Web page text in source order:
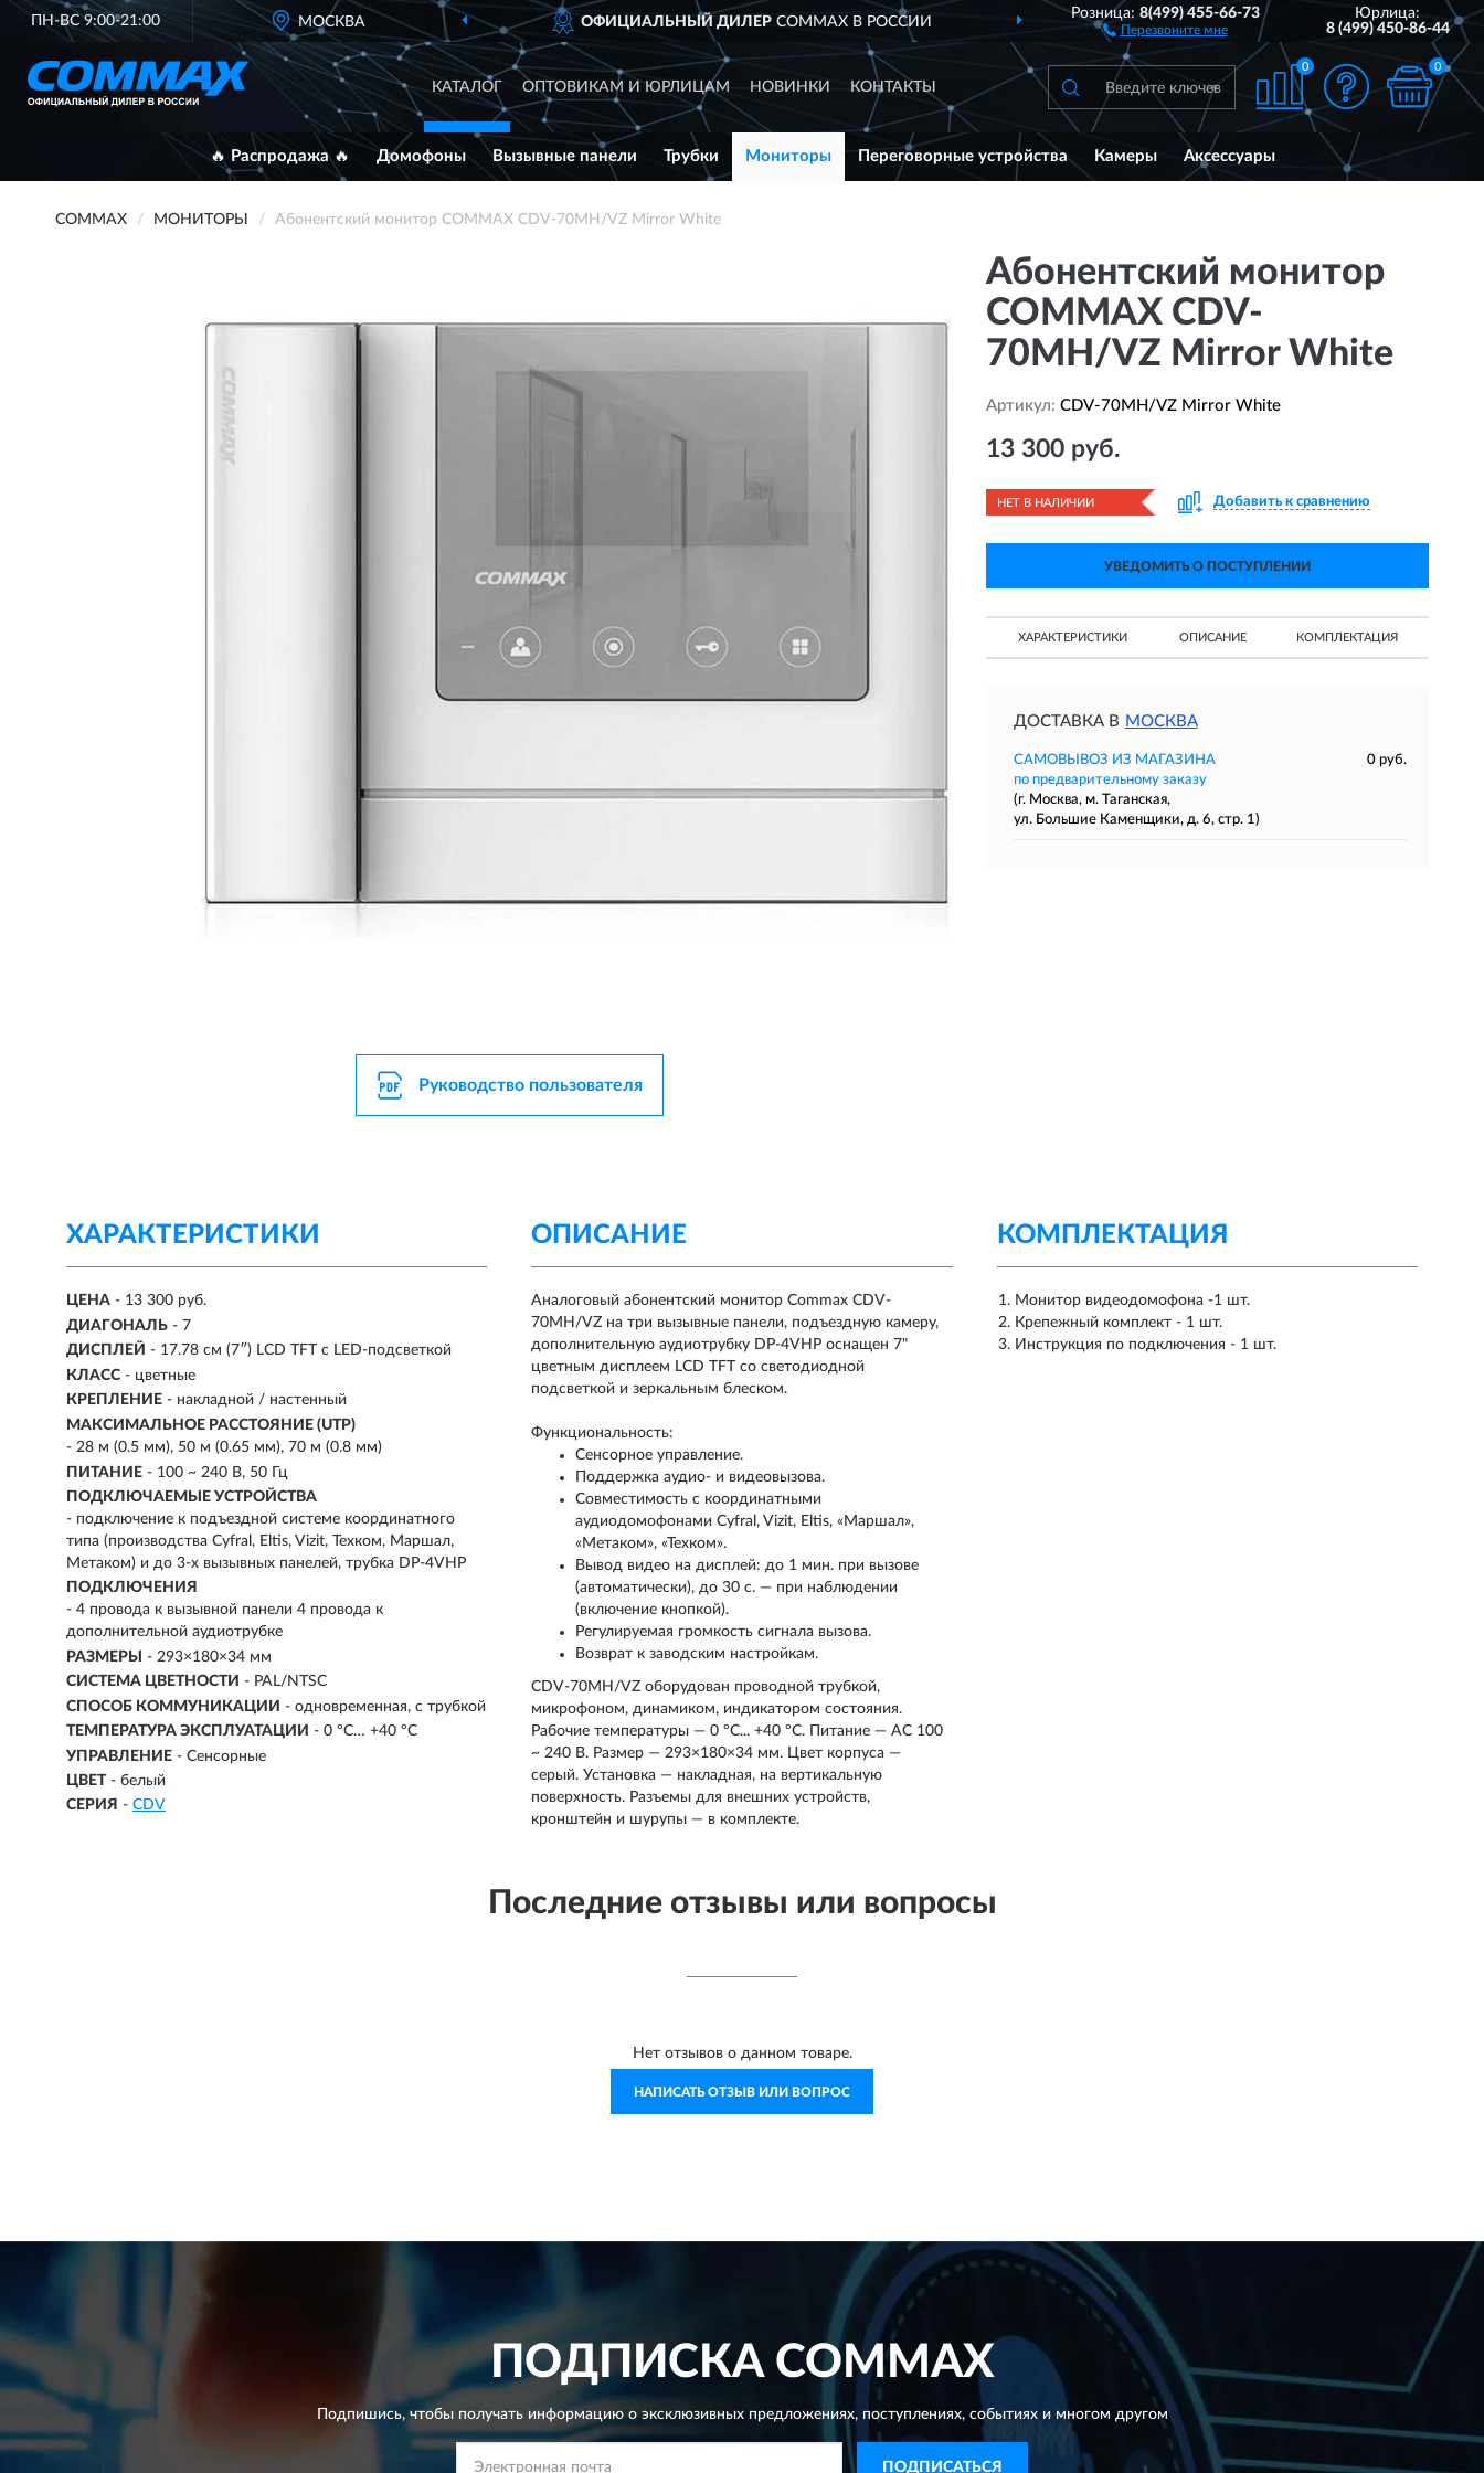
ПН-ВС 9:00-21:00 МОСКВА ОФИЦИАЛЬНЫЙ ДИЛЕРCOMMAX В РОССИИ ДОСТАВИМ ПО ВСЕЙ РОССИИ
Розница: 8(499) 455-66-73
Перезвоните мне
Юрлица:
8 (499) 450-86-44
КАТАЛОГ ОПТОВИКАМ И ЮРЛИЦАМ НОВИНКИ КОНТАКТЫ
0 0
🔥 Распродажа 🔥 Домофоны Вызывные панели Трубки Мониторы Переговорные устройства Камеры Аксессуары
COMMAX МОНИТОРЫ Абонентский монитор COMMAX CDV-70MH/VZ Mirror White
Руководство пользователя
Абонентский монитор
COMMAX CDV-
70MH/VZ Mirror White
Артикул: CDV-70MH/VZ Mirror White
13 300 руб.
НЕТ В НАЛИЧИИ Добавить к сравнению
УВЕДОМИТЬ О ПОСТУПЛЕНИИ
ХАРАКТЕРИСТИКИ ОПИСАНИЕ КОМПЛЕКТАЦИЯ
ДОСТАВКА В МОСКВА
САМОВЫВОЗ ИЗ МАГАЗИНА
0 руб.
по предварительному заказу
(г. Москва, м. Таганская,
ул. Большие Каменщики, д. 6, стр. 1)
ХАРАКТЕРИСТИКИ
ЦЕНА - 13 300 руб.
ДИАГОНАЛЬ - 7
ДИСПЛЕЙ - 17.78 см (7″) LCD TFT с LED-подсветкой
КЛАСС - цветные
КРЕПЛЕНИЕ - накладной / настенный
МАКСИМАЛЬНОЕ РАССТОЯНИЕ (UTP)
- 28 м (0.5 мм), 50 м (0.65 мм), 70 м (0.8 мм)
ПИТАНИЕ - 100 ~ 240 В, 50 Гц
ПОДКЛЮЧАЕМЫЕ УСТРОЙСТВА
- подключение к подъездной системе координатного
типа (производства Cyfral, Eltis, Vizit, Техком, Маршал,
Метаком) и до 3-х вызывных панелей, трубка DP-4VHP
ПОДКЛЮЧЕНИЯ
- 4 провода к вызывной панели 4 провода к
дополнительной аудиотрубке
РАЗМЕРЫ
- 293×180×34 мм
СИСТЕМА ЦВЕТНОСТИ - PAL/NTSC
СПОСОБ КОММУНИКАЦИИ - одновременная, с трубкой
ТЕМПЕРАТУРА ЭКСПЛУАТАЦИИ - 0 ºС… +40 ºС
УПРАВЛЕНИЕ - Сенсорные
ЦВЕТ - белый
СЕРИЯ - СDV
КОМПЛЕКТАЦИЯ
Монитор видеодомофона -1 шт.
Крепежный комплект - 1 шт.
Инструкция по подключения - 1 шт.
ОПИСАНИЕ
Аналоговый абонентский монитор Commax CDV-
70MH/VZ на три вызывные панели, подъездную камеру,
дополнительную аудиотрубку DP-4VHP оснащен 7"
цветным дисплеем LCD TFT со светодиодной
подсветкой и зеркальным блеском.
Функциональность:
Сенсорное управление.
Поддержка аудио- и видеовызова.
Совместимость с координатными
аудиодомофонами Cyfral, Vizit, Eltis, «Маршал»,
«Метаком», «Техком».
Вывод видео на дисплей: до 1 мин. при вызове
(автоматически), до 30 с. — при наблюдении
(включение кнопкой).
Регулируемая громкость сигнала вызова.
Возврат к заводским настройкам.
CDV-70MH/VZ оборудован проводной трубкой,
микрофоном, динамиком, индикатором состояния.
Рабочие температуры — 0 ºС... +40 ºС. Питание — AC 100
~ 240 В. Размер — 293×180×34 мм. Цвет корпуса —
серый. Установка — накладная, на вертикальную
поверхность. Разъемы для внешних устройств,
кронштейн и шурупы — в комплекте.
Последние отзывы или вопросы
Нет отзывов о данном товаре.
НАПИСАТЬ ОТЗЫВ ИЛИ ВОПРОС
ПОДПИСКАCOMMAX
Подпишись, чтобы получать информацию о эксклюзивных предложениях,поступлениях, событиях и многом другом
ПОДПИСАТЬСЯ